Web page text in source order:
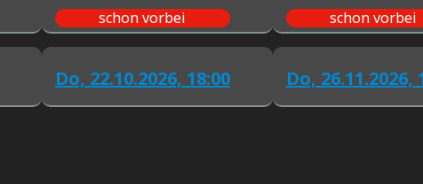
schon vorbei schon vorbei
Do, 22.10.2026, 18:00 Do, 26.11.2026,